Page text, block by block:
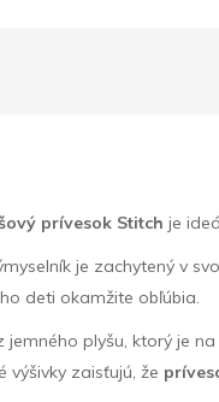
prívesok Stitch je
je zachytený v
deti okamžite obľúbia.
jemného plyšu, ktorý je
výšivky zaisťujú, že